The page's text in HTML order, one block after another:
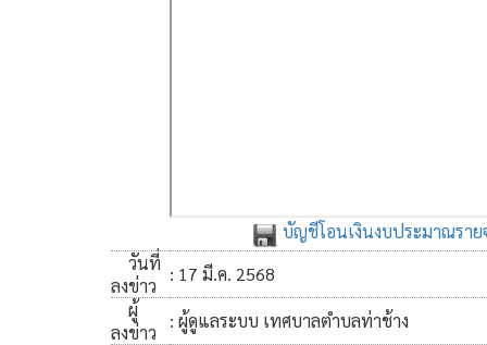
บัญชีโอนเงินงบประมาณราย
วันที่
ลงข่าว
: 17 มี.ค. 2568
ผู้
ลงข่าว
: ผู้ดูแลระบบ เทศบาลตำบลท่าช้าง